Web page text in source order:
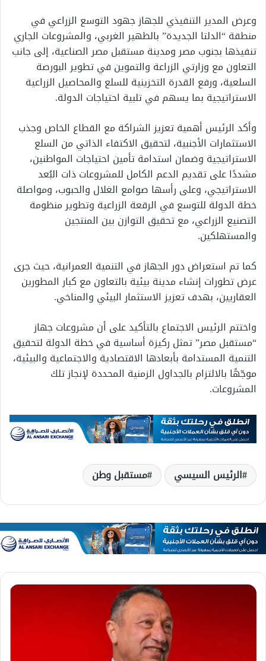
وعرض المدير التنفيذي للجهاز جهود التوسع الزراعي في
منطقة “الدلتا الجديدة” بالظهير الغربي، والمشروعات الجاري
تنفيذها بجنوب مصر ومدينة مستقبل مصر الصناعية، إلى جانب
التعاون مع وزارتي الزراعة والتموين في تطوير البورصة
السلعية، ورفع القدرة التخزينية للسلع والمحاصيل الزراعية
الاستراتيجية بما يسهم في تلبية احتياجات الدولة.
وأكد الرئيس أهمية تعزيز الشراكة مع القطاع الخاص وجذب
الاستثمارات الأجنبية، لتحقيق الاكتفاء الذاتي من السلع
الاستراتيجية وضمان استدامة تأمين احتياجات المواطنين،
مشددًا على تقديم الدعم الكامل للمشروعات ذات البُعد
الاستراتيجي، وعلى رأسها صوامع الغلال والحبوب، ومواصلة
خطة الدولة للتوسع في الرقعة الزراعية وتطوير منظومة
التصنيع الزراعي، مع تحقيق التوازن بين المنتجين
والمستهلكين.
كما تم استعراض دور الجهاز في التنمية العمرانية، حيث جرى
عرض تطورات إنشاء مدينة بيئية بالتعاون مع كبار المطورين
العقاريين، بهدف تعزيز الاستثمار البيئي والمناخي.
واختتم الرئيس الاجتماع بالتأكيد على أن مشروعات جهاز
“مستقبل مصر” تمثل ركيزة أساسية في خطة الدولة لتحقيق
التنمية المستدامة بأبعادها الاقتصادية والاجتماعية والبيئية،
موجّهًا بالالتزام بالجداول الزمنية المحددة لإنجاز تلك
المشروعات.
الرئيس السيسي مستقبل وطن